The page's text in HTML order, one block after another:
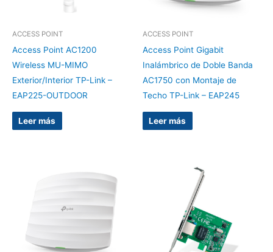
ACCESS POINT
Access Point AC1200
Wireless MU-MIMO
Exterior/Interior TP-Link –
EAP225-OUTDOOR
Leer más
ACCESS POINT
Access Point Gigabit
Inalámbrico de Doble Banda
AC1750 con Montaje de
Techo TP-Link – EAP245
Leer más